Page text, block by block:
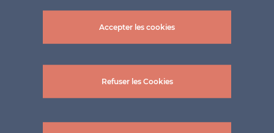
Accepter les cookies
Refuser les Cookies